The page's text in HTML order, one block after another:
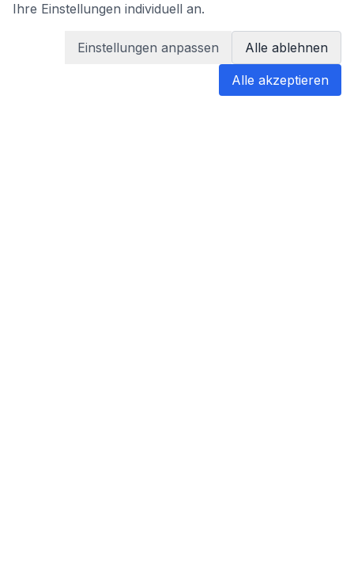
Ihre Einstellungen individuell an.
Einstellungen anpassen Alle ablehnen
Alle akzeptieren